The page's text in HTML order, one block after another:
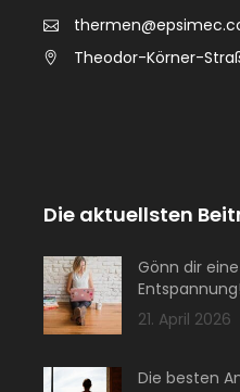
Theodor-Körner-
Die aktuellsten
Gönn dir
Entspannung!
21. April 2026
Die besten